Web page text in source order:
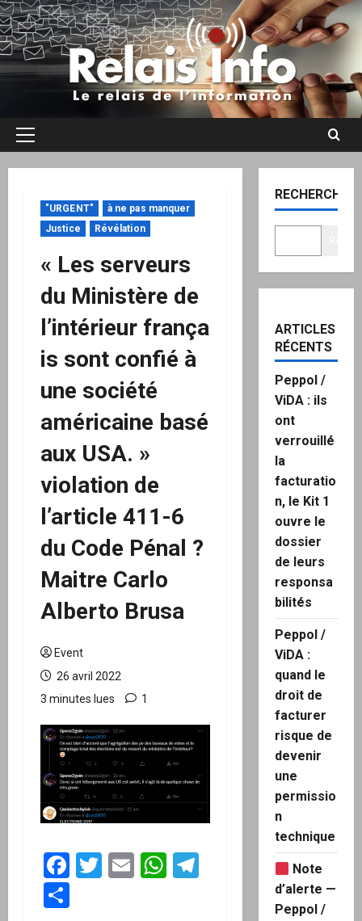
Aller
au
contenu
Menu
"URGENT"
à ne pas manquer
Justice
Révélation
« Les serveurs
du Ministère de
l’intérieur frança
is sont confié à
une société
américaine basé
aux USA. »
violation de
l’article 411-6
du Code Pénal ?
Maitre Carlo
Alberto Brusa
Event
26 avril 2022
3 minutes lues
1
Facebook
Twitter
EmailWhatsApp
Telegram
RECHERCHER
ARTICLES
RÉCENTS
Peppol /
ViDA : ils
ont
verrouillé
la
facturatio
n, le Kit 1
ouvre le
dossier
de leurs
responsa
bilités
Peppol /
ViDA :
quand le
droit de
facturer
risque de
devenir
une
permissio
n
technique
Note
d’alerte —
Peppol /